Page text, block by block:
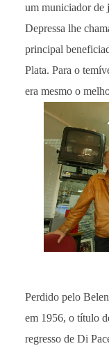
um municiador de
Depressa lhe
principal
Plata. Para o
era mesmo o
Perdido pelo
em 1956, o título
regresso de Di